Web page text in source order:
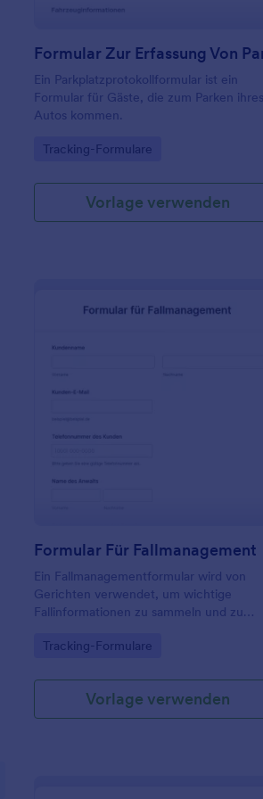
Ein Parkplatzprotokollformular ist ein
Formular für Gäste, die zum Parken ihres
Autos kommen.
Go to Category:
Tracking-Formulare
Vorlage verwenden
Formular Für Fallmanagement
Ein Fallmanagementformular wird von
Gerichten verwendet, um wichtige
Fallinformationen zu sammeln und zu
Go to Category:
Tracking-Formulare
Vorlage verwenden